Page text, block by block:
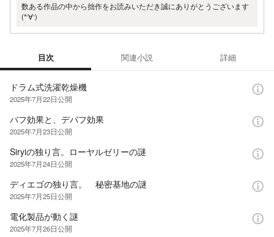
数ある作品の中から拙作をお読みいただき誠にありがとうございます
(*‘∀‘)
目次 関連小説 詳細
ドラム式洗濯乾燥機
2025年7月22日公開
バフ効果と、デバフ効果
2025年7月23日公開
Siryiの独り言。ローヤルゼリーの謎
2025年7月24日公開
ディエゴの独り言。 秘密基地の謎
2025年7月25日公開
電化製品が動く謎
2025年7月26日公開